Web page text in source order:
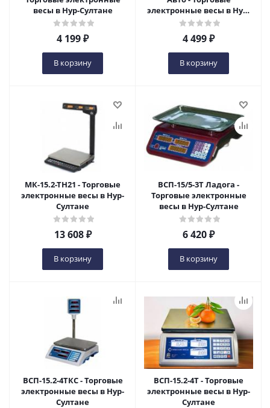
весы в Нур-Султане
4 199₽
В корзину
электронные весы в Нур-
Султане
4 499₽
В корзину
МК-15.2-ТН21 - Торговые
электронные весы в Нур-
Султане
13 608₽
В корзину
ВСП-15/5-3Т Ладога -
Торговые электронные
весы в Нур-Султане
6 420₽
В корзину
ВСП-15.2-4ТКС - Торговые
электронные весы в Нур-
Султане
ВСП-15.2-4Т - Торговые
электронные весы в Нур-
Султане